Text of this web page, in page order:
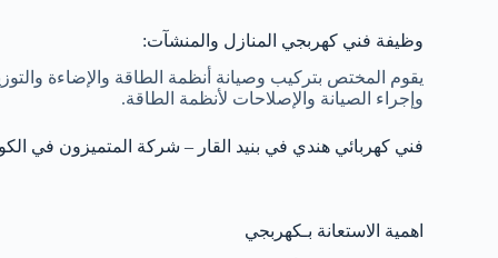
وظيفة فني كهربجي المنازل والمنشآت:
يقوم المختص بتركيب وصيانة أنظمة الطاقة والإضاءة
وإجراء الصيانة والإصلاحات لأنظمة الطاقة.
فني كهربائي هندي في بنيد القار – شركة المتميزون في
اهمية الاستعانة بـكهربجي